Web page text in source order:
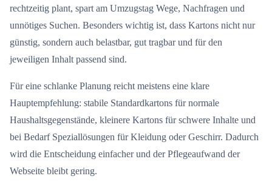
rechtzeitig plant, spart am Umzugstag Wege, Nachfragen und
unnötiges Suchen. Besonders wichtig ist, dass Kartons nicht nur
günstig, sondern auch belastbar, gut tragbar und für den
jeweiligen Inhalt passend sind.
Für eine schlanke Planung reicht meistens eine klare
Hauptempfehlung: stabile Standardkartons für normale
Haushaltsgegenstände, kleinere Kartons für schwere Inhalte und
bei Bedarf Speziallösungen für Kleidung oder Geschirr. Dadurch
wird die Entscheidung einfacher und der Pflegeaufwand der
Webseite bleibt gering.